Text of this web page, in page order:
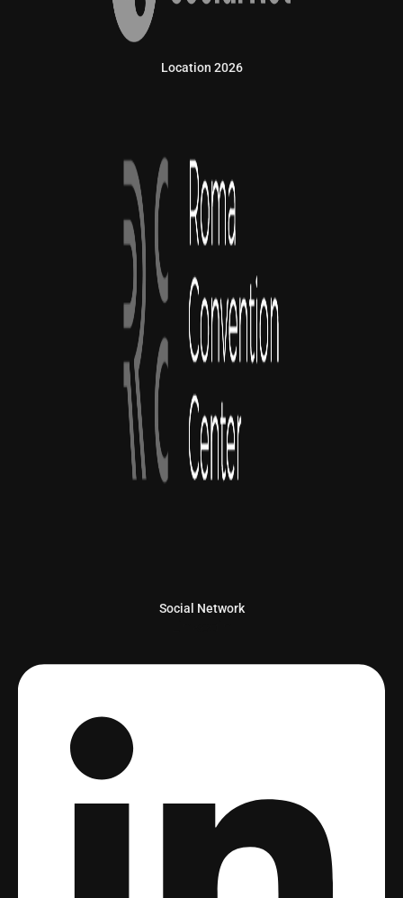
Location 2026
Social Network